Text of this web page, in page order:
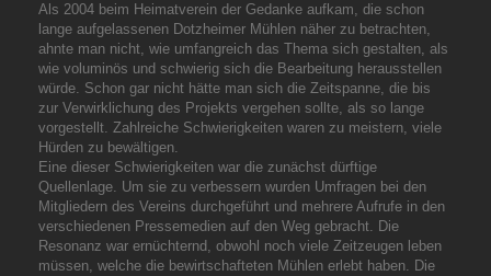
Als 2004 beim Heimatverein der Gedanke aufkam, die schon
lange aufgelassenen Dotzheimer Mühlen näher zu betrachten,
ahnte man nicht, wie umfangreich das Thema sich gestalten, als
wie voluminös und schwierig sich die Bearbeitung herausstellen
würde. Schon gar nicht hätte man sich die Zeitspanne, die bis
zur Verwirklichung des Projekts vergehen sollte, als so lange
vorgestellt. Zahlreiche Schwierigkeiten waren zu meistern, viele
Hürden zu bewältigen.
Eine dieser Schwierigkeiten war die zunächst dürftige
Quellenlage. Um sie zu verbessern wurden Umfragen bei den
Mitgliedern des Vereins durchgeführt und mehrere Aufrufe in den
verschiedenen Pressemedien auf den Weg gebracht. Die
Resonanz war ernüchternd, obwohl noch viele Zeitzeugen leben
müssen, welche die bewirtschafteten Mühlen erlebt haben. Die